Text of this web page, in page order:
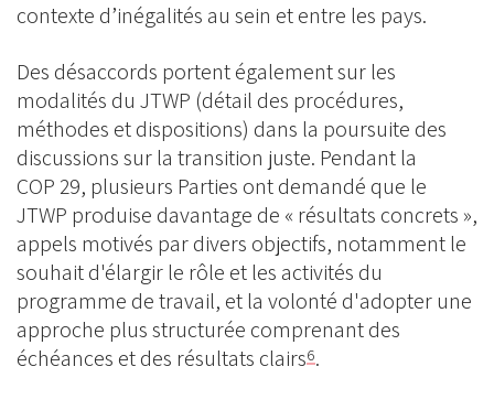
contexte d’inégalités au sein et entre les pays.
Des désaccords portent également sur les
modalités du JTWP (détail des procédures,
méthodes et dispositions) dans la poursuite des
discussions sur la transition juste. Pendant la
COP 29, plusieurs Parties ont demandé que le
JTWP produise davantage de « résultats concrets »,
appels motivés par divers objectifs, notamment le
souhait d'élargir le rôle et les activités du
programme de travail, et la volonté d'adopter une
approche plus structurée comprenant des
échéances et des résultats clairs6.